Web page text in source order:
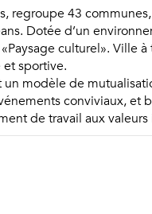
regroupe 43
Dotée d’un
culturel». Ville
sportive.
modèle de
conviviaux, et
de travail aux